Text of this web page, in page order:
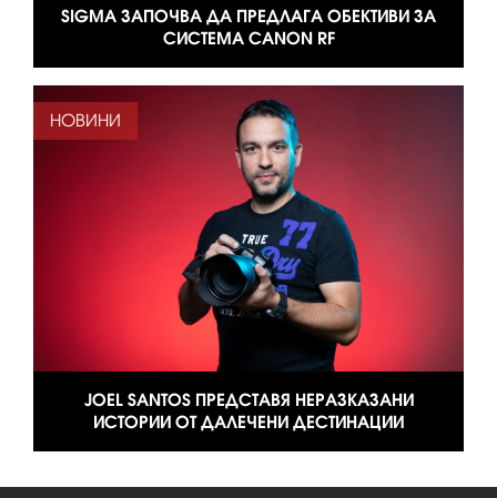
SIGMA ЗАПОЧВА ДА ПРЕДЛАГА ОБЕКТИВИ ЗА
СИСТЕМА CANON RF
JOEL SANTOS ПРЕДСТАВЯ НЕРАЗКАЗАНИ
ИСТОРИИ ОТ ДАЛЕЧЕНИ ДЕСТИНАЦИИ
НОВИНИ